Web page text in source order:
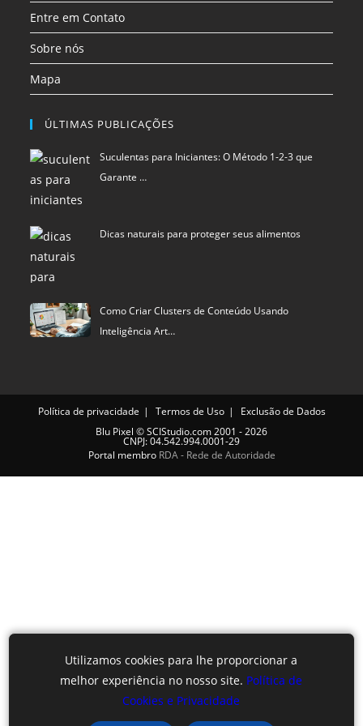
Entre em Contato
Sobre nós
Mapa
ÚLTIMAS PUBLICAÇÕES
Suculentas para Iniciantes: O Método 1-2-3 que
Garante …
Dicas naturais para proteger seus alimentos
Como Criar Clusters de Conteúdo Usando
Inteligência Art…
Política de privacidade Termos de Uso
Exclusão de Dados
Blu Pixel ©SCIStudio.com2001 - 2026
CNPJ: 04.542.994.0001-29
Portal membro RDA - Rede de Autoridade
Utilizamos cookies para lhe proporcionar a
melhor experiência no nosso site. Política de
Cookies e Privacidade